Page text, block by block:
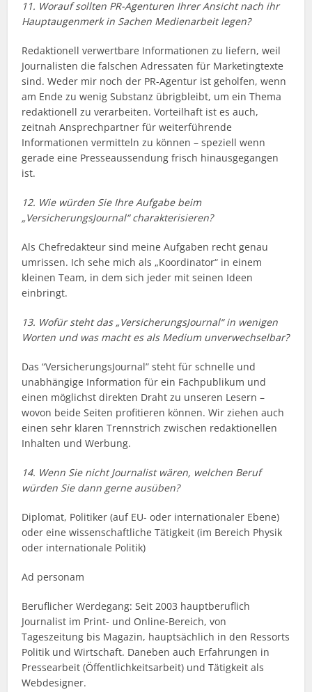
11. Worauf sollten PR-Agenturen Ihrer Ansicht nach ihr
Hauptaugenmerk in Sachen Medienarbeit legen?
Redaktionell verwertbare Informationen zu liefern, weil
Journalisten die falschen Adressaten für Marketingtexte
sind. Weder mir noch der PR-Agentur ist geholfen, wenn
am Ende zu wenig Substanz übrigbleibt, um ein Thema
redaktionell zu verarbeiten. Vorteilhaft ist es auch,
zeitnah Ansprechpartner für weiterführende
Informationen vermitteln zu können – speziell wenn
gerade eine Presseaussendung frisch hinausgegangen
ist.
12. Wie würden Sie Ihre Aufgabe beim
„VersicherungsJournal“ charakterisieren?
Als Chefredakteur sind meine Aufgaben recht genau
umrissen. Ich sehe mich als „Koordinator“ in einem
kleinen Team, in dem sich jeder mit seinen Ideen
einbringt.
13. Wofür steht das „VersicherungsJournal“ in wenigen
Worten und was macht es als Medium unverwechselbar?
Das “VersicherungsJournal” steht für schnelle und
unabhängige Information für ein Fachpublikum und
einen möglichst direkten Draht zu unseren Lesern –
wovon beide Seiten profitieren können. Wir ziehen auch
einen sehr klaren Trennstrich zwischen redaktionellen
Inhalten und Werbung.
14. Wenn Sie nicht Journalist wären, welchen Beruf
würden Sie dann gerne ausüben?
Diplomat, Politiker (auf EU- oder internationaler Ebene)
oder eine wissenschaftliche Tätigkeit (im Bereich Physik
oder internationale Politik)
Ad personam
Beruflicher Werdegang: Seit 2003 hauptberuflich
Journalist im Print- und Online-Bereich, von
Tageszeitung bis Magazin, hauptsächlich in den Ressorts
Politik und Wirtschaft. Daneben auch Erfahrungen in
Pressearbeit (Öffentlichkeitsarbeit) und Tätigkeit als
Webdesigner.